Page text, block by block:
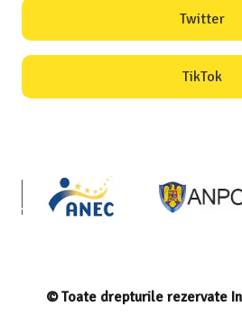
Twitter
TikTok
© Toate drepturile rezervate